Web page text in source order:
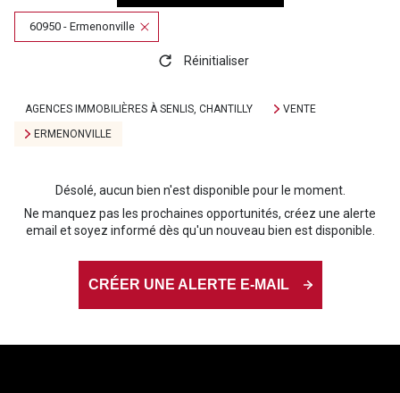
60950 - Ermenonville
Réinitialiser
AGENCES IMMOBILIÈRES À SENLIS, CHANTILLY
VENTE
ERMENONVILLE
Désolé, aucun bien n'est disponible pour le moment.
Ne manquez pas les prochaines opportunités, créez une alerte
email et soyez informé dès qu'un nouveau bien est disponible.
CRÉER UNE ALERTE E-MAIL